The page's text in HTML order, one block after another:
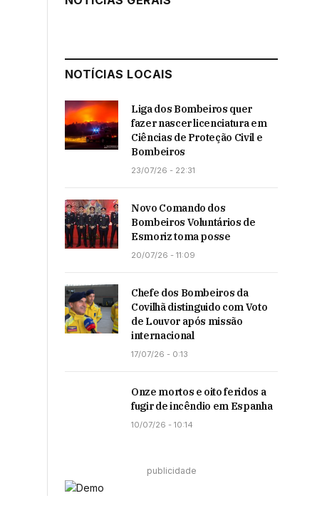
NOTÍCIAS LOCAIS
Liga dos Bombeiros quer
fazer nascer licenciatura em
Ciências de Proteção Civil e
Bombeiros
23/07/26 - 22:31
Novo Comando dos
Bombeiros Voluntários de
Esmoriz toma posse
20/07/26 - 11:09
Chefe dos Bombeiros da
Covilhã distinguido com Voto
de Louvor após missão
internacional
17/07/26 - 0:13
Onze mortos e oito feridos a
fugir de incêndio em Espanha
10/07/26 - 10:14
publicidade